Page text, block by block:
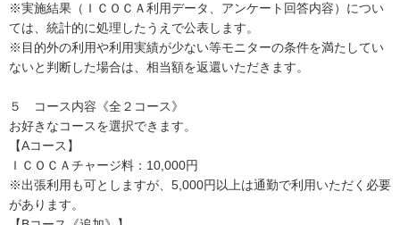
※実施結果（ＩＣＯＣＡ利用データ、アンケート回答内容）につい
ては、統計的に処理したうえで公表します。
※目的外の利用や利用実績が少ない等モニターの条件を満たしてい
ないと判断した場合は、相当額を返還いただきます。
５ コース内容《全２コース》
お好きなコースを選択できます。
【Aコース】
ＩＣＯＣＡチャージ料：10,000円
※出張利用も可としますが、5,000円以上は通勤で利用いただく必要
があります。